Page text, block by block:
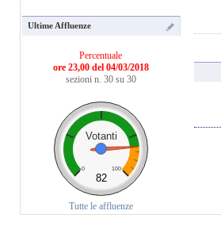
Ultime Affluenze
Percentuale
ore 23,00 del 04/03/2018
sezioni n. 30 su 30
Votanti
0 100
82
Tutte le affluenze